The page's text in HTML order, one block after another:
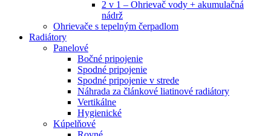
2 v 1 – Ohrievač vody + akumulačná
nádrž
Ohrievače s tepelným čerpadlom
Radiátory
Panelové
Bočné pripojenie
Spodné pripojenie
Spodné pripojenie v strede
Náhrada za článkové liatinové radiátory
Vertikálne
Hygienické
Kúpelňové